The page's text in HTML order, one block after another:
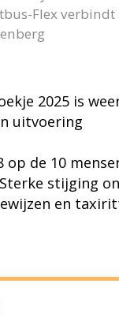
Flex verbindt
2025 is
uitvoering
op de 10
stijging
en